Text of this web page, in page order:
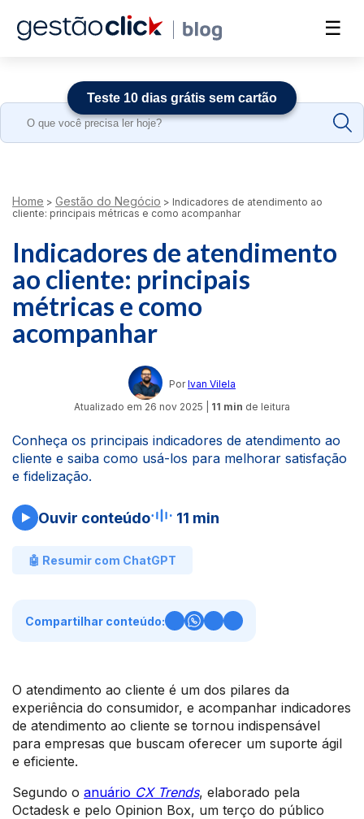
☰
Search
Home > Gestão do Negócio > Indicadores de atendimento ao
cliente: principais métricas e como acompanhar
Indicadores de atendimento
ao cliente: principais
métricas e como
acompanhar
Por Ivan Vilela
Atualizado em 26 nov 2025 11 min de leitura
Conheça os principais indicadores de atendimento ao
cliente e saiba como usá-los para melhorar satisfação
e fidelização.
Ouvir conteúdo 11 min
🤖 Resumir com ChatGPT
Compartilhar conteúdo:
O atendimento ao cliente é um dos pilares da
experiência do consumidor, e acompanhar indicadores
de atendimento ao cliente se tornou indispensável
para empresas que buscam oferecer um suporte ágil
e eficiente.
Segundo o anuário CX Trends, elaborado pela
Octadesk e pelo Opinion Box, um terço do público
Teste 10 dias grátis sem cartão